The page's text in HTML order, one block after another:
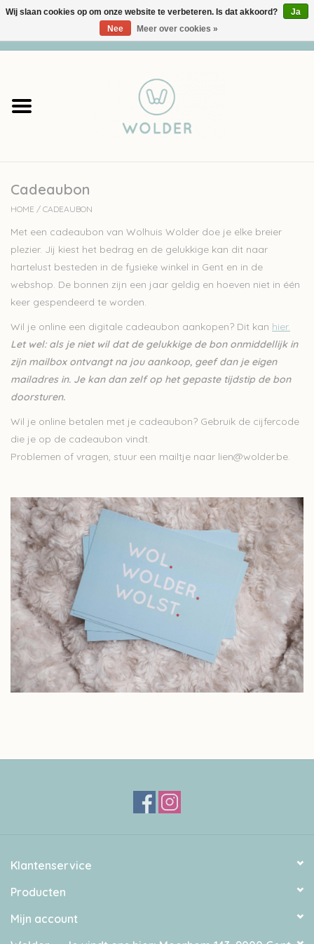
Garens
Accessoires
Cadeaubon
Solden
Over wolder
Cadeaubon
HOME / CADEAUBON
Met een cadeaubon van Wolhuis Wolder doe je elke breier
plezier. Jij kiest het bedrag en de gelukkige kan dit naar
hartelust besteden in de fysieke winkel in Gent en in de
webshop. De bonnen zijn een jaar geldig en hoeven niet in één
keer gespendeerd te worden.
Wil je online een digitale cadeaubon aankopen? Dit kan hier.
Let wel: als je niet wil dat de gelukkige de bon onmiddellijk in
zijn mailbox ontvangt na jou aankoop, geef dan je eigen
mailadres in. Je kan dan zelf op het gepaste tijdstip de bon
doorsturen.
Wil je online betalen met je cadeaubon? Gebruik de cijfercode
die je op de cadeaubon vindt.
Problemen of vragen, stuur een mailtje naar lien@wolder.be.
Klantenservice
Producten
Mijn account
Wij slaan cookies op om onze website te verbeteren. Is dat akkoord?
Ja
Nee
Meer over cookies »